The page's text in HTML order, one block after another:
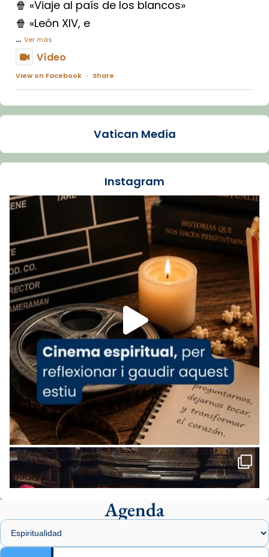
🍿 «Viaje al país de los blancos»
🍿 «León XIV, e
... Ver más
Vídeo
View on Facebook · Share
Arquebisbat de Barcelona
La Carmina va patir depressió. Fa gairebé
dos mesos, a l'Estadi Lluís Companys, la
Recupera l'entrevista comp
Vatican
tican News 👇
www.vaticannews.va/es/iglesia/news/2026-
07/carmina-historia-depresion-papa-viaje-
espana-testimoni...
Foto
View on Facebook · Share
Arquebisbat de Barcelona
1 week ago
«Avui les santes Juliana i Semproniana ens
ajuden a alçar la mirada»
Mons. Sergi Gordo, bisbe de Tortosa, ha
presidit aquest 27 de juliol la missa de Les
Santes de Mataró.
🔗tinyurl.com/cvu5jmbk
📸 J. Merino
Vatican Media
Instagram
Agenda